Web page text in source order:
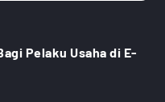
Pelaku Usaha di E-